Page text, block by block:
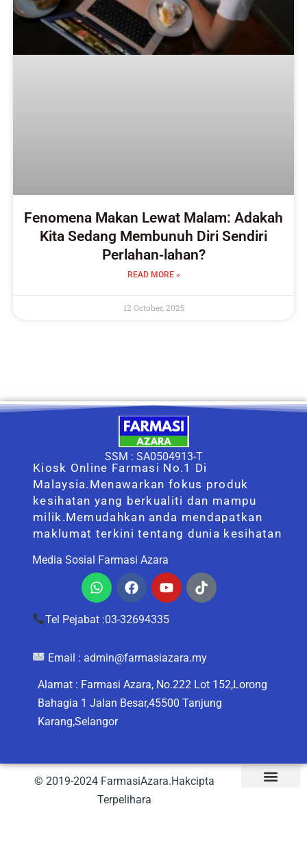
Fenomena Makan Lewat Malam: Adakah
Kita Sedang Membunuh Diri Sendiri
Perlahan‑lahan?
READ MORE »
12 October, 2025
SSM : SA0504913-T
Kiosk Online Farmasi No.1 Di
Malaysia.Menawarkan fokus produk
kesihatan yang berkualiti dan mampu
milik.Memudahkan anda mendapatkan
maklumat terkini tentang dunia kesihatan
Media Sosial Farmasi Azara
Whatsapp
Facebook
YoutubeTiktok
Tel Pejabat :03-32694335
Email : admin@farmasiazara.my
Alamat : Farmasi Azara, No.222 Lot 152,Lorong
Bahagia 1 Jalan Besar,45500 Tanjung
Karang,Selangor
© 2019-2024 FarmasiAzara.Hakcipta
Terpelihara